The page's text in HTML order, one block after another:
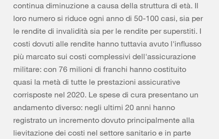
continua diminuzione a causa della struttura di età. Il
loro numero si riduce ogni anno di 50-100 casi, sia per
le rendite di invalidità sia per le rendite per superstiti. I
costi dovuti alle rendite hanno tuttavia avuto l'influsso
più marcato sui costi complessivi dell'assicurazione
militare: con 76 milioni di franchi hanno costituito
quasi la metà di tutte le prestazioni assicurative
corrisposte nel 2020. Le spese di cura presentano un
andamento diverso: negli ultimi 20 anni hanno
registrato un incremento dovuto principalmente alla
lievitazione dei costi nel settore sanitario e in parte